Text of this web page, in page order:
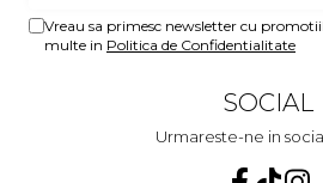
Vreau sa primesc newsletter cu
multe in Politica de Confidentialitate
SOCIAL
Urmareste-ne in